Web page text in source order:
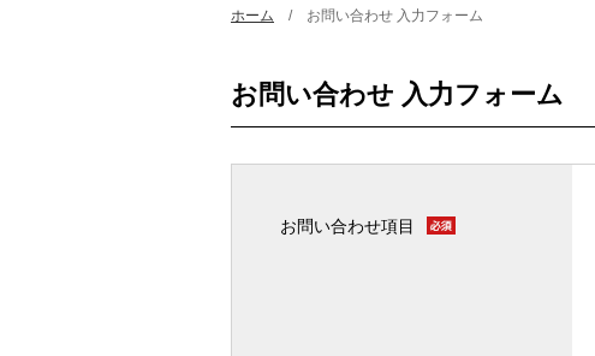
ホーム お問い合わせ 入力フォーム
お問い合わせ 入力フォーム
お問い合わせ項目